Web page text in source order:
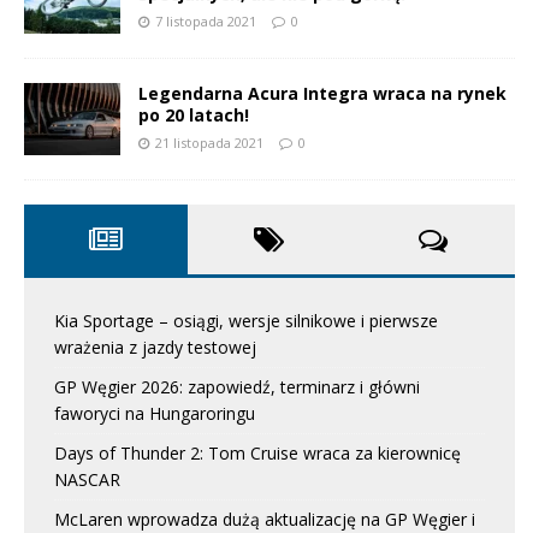
7 listopada 2021 0
Legendarna Acura Integra wraca na rynek
po 20 latach!
21 listopada 2021 0
Kia Sportage – osiągi, wersje silnikowe i pierwsze
wrażenia z jazdy testowej
GP Węgier 2026: zapowiedź, terminarz i główni
faworyci na Hungaroringu
Days of Thunder 2: Tom Cruise wraca za kierownicę
NASCAR
McLaren wprowadza dużą aktualizację na GP Węgier i